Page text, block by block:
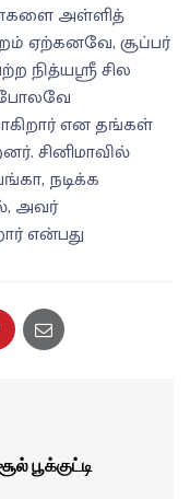
அள்ளித்
ஏற்கனவே, சூப்பர்
நித்யஸ்ரீ சில
போலவே
என தங்கள்
சினிமாவில்
நடிக்க
அவர்
என்பது
பூக்குட்டி